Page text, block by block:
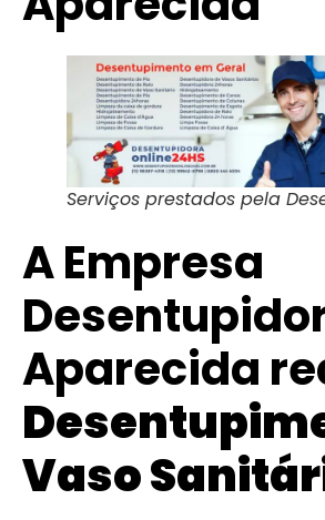
Serviços prestados pela
A Empresa
Aparecida
Vaso